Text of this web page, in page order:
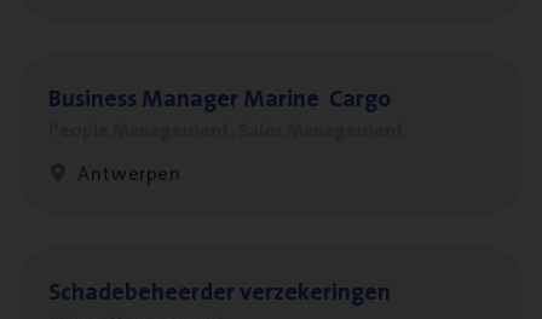
Busi­ness Mana­ger Mari­ne Cargo
Antwerpen
Scha­de­be­heer­der verzekeringen